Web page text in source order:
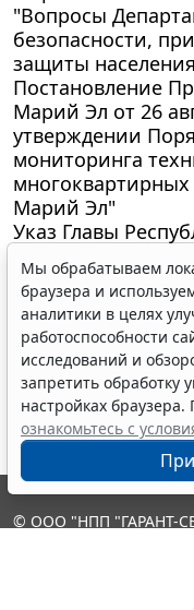
"Вопросы
безопасности,
защиты
Постановление
Марий Эл от 26
утверждении
мониторинга
Марий Эл"
Указ Главы
августа 2013 г. N
перечня
гражданской
Эл, по которым
Республики
Мы обрабатываем
браузера и
аналитики в целях
работоспособности
исследований и
запретить обработку
настройках браузера.
ознакомьтесь с
© ООО "НПП "ГАРАНТ-